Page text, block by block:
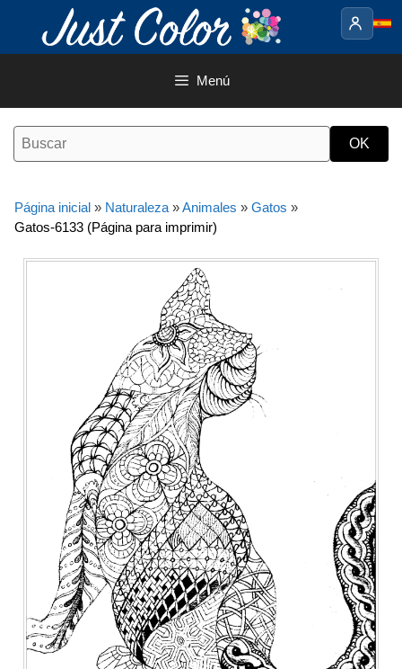
contenido
Menú
Página inicial » Naturaleza »Animales » Gatos »
Gatos-6133 (Página para imprimir)